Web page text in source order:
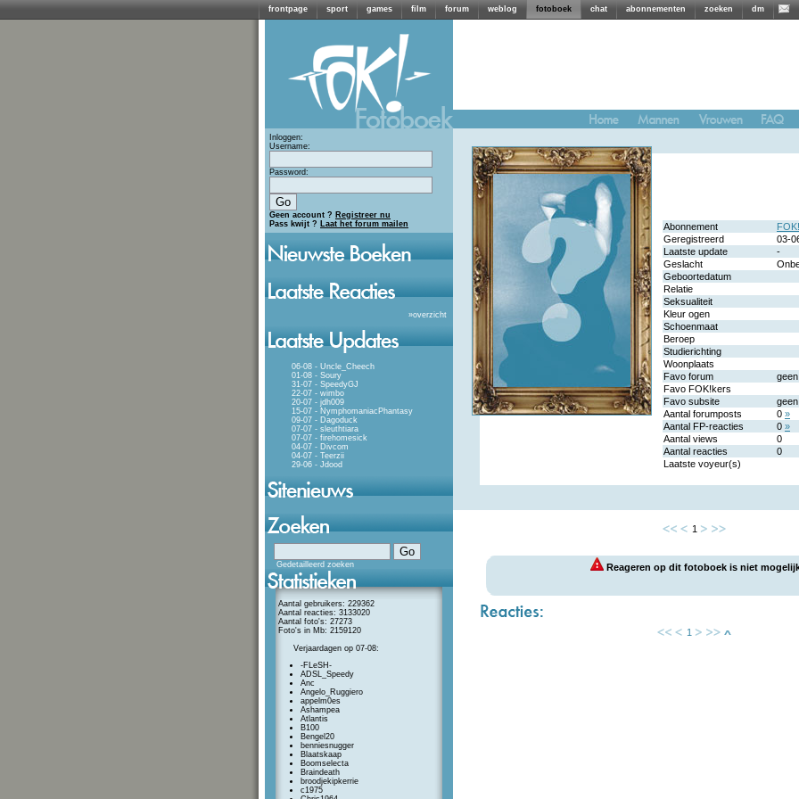
frontpage sport games film forum weblog fotoboek chat abonnementen zoeken dm
Inloggen:
Username:
Password:
Geen account ? Registreer nu
Pass kwijt ? Laat het forum mailen
»overzicht
06-08 - Uncle_Cheech
01-08 - Soury
31-07 - SpeedyGJ
22-07 - wimbo
20-07 - jdh009
15-07 - NymphomaniacPhantasy
09-07 - Dagoduck
07-07 - sleuthtiara
07-07 - firehomesick
04-07 - Divcom
04-07 - Teerzii
29-06 - Jdood
Gedetailleerd zoeken
Aantal gebruikers: 229362
Aantal reacties: 3133020
Aantal foto's: 27273
Foto's in Mb: 2159120
Verjaardagen op 07-08:
-FLeSH-
ADSL_Speedy
Anc
Angelo_Ruggiero
appelm0es
Ashampea
Atlantis
B100
Bengel20
benniesnugger
Blaatskaap
Boomselecta
Braindeath
broodjekipkerrie
c1975
Abonnement
Geregistreerd
03-
Laatste update
-
Geslacht
Geboortedatum
Relatie
Seksualiteit
Kleur ogen
Schoenmaat
Beroep
Studierichting
Woonplaats
Favo forum
geen
Favo FOK!kers
Favo subsite
geen
Aantal forumposts
0 »
Aantal FP-reacties
0 »
Aantal views
0
Aantal reacties
0
Laatste voyeur(s)
1
Reageren op dit fotoboek is niet
1